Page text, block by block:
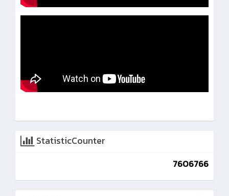
7606766